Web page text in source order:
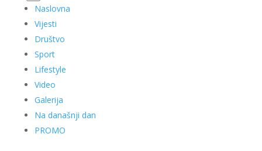
Naslovna
Vijesti
Društvo
Sport
Lifestyle
Video
Galerija
Na današnji dan
PROMO